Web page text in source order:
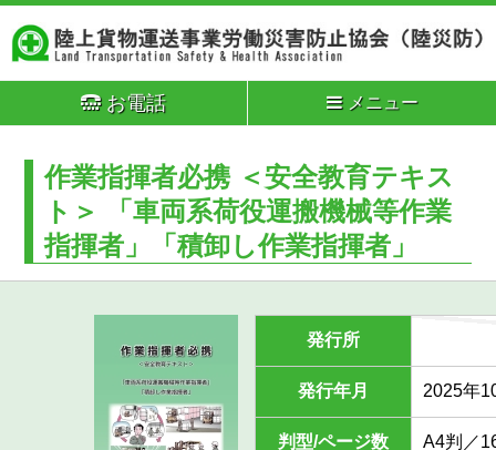
お電話 メニュー
作業指揮者必携 ＜安全教育テキス
ト＞ 「車両系荷役運搬機械等作業
指揮者」「積卸し作業指揮者」
発行所
発行年月 2025年
判型/ページ数 A4判／